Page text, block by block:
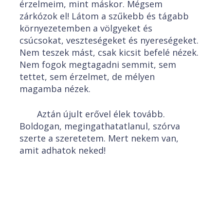
érzelmeim, mint máskor. Mégsem
zárkózok el! Látom a szűkebb és tágabb
környezetemben a völgyeket és
csúcsokat, veszteségeket és nyereségeket.
Nem teszek mást, csak kicsit befelé nézek.
Nem fogok megtagadni semmit, sem
tettet, sem érzelmet, de mélyen
magamba nézek.
Aztán újult erővel élek tovább.
Boldogan, megingathatatlanul, szórva
szerte a szeretetem. Mert nekem van,
amit adhatok neked!